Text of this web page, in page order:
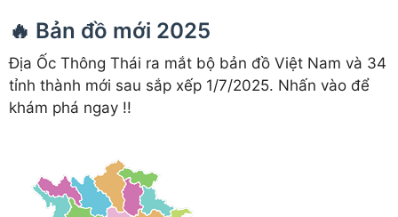
🔥 Bản đồ mới 2025
Địa Ốc Thông Thái ra mắt bộ bản đồ Việt Nam và 34
tỉnh thành mới sau sắp xếp 1/7/2025. Nhấn vào để
khám phá ngay !!